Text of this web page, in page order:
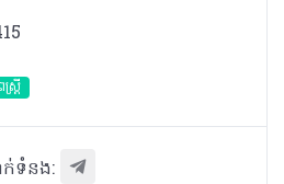
រ្តី
ក់ទំនង: